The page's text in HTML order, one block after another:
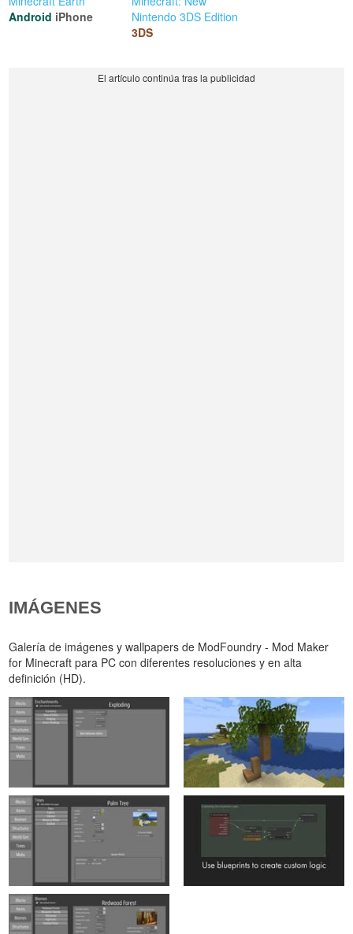
Android iPhone
Nintendo 3DS Edition
3DS
IMÁGENES
Galería de imágenes y wallpapers de ModFoundry - Mod Maker
for Minecraft para PC con diferentes resoluciones y en alta
definición (HD).